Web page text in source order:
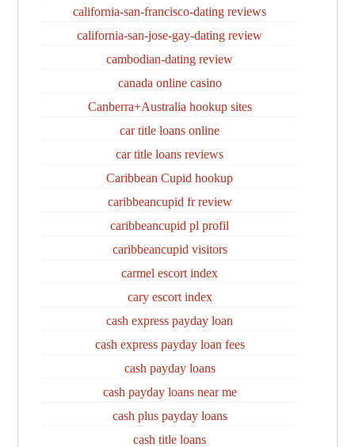
california-san-francisco-dating reviews
california-san-jose-gay-dating review
cambodian-dating review
canada online casino
Canberra+Australia hookup sites
car title loans online
car title loans reviews
Caribbean Cupid hookup
caribbeancupid fr review
caribbeancupid pl profil
caribbeancupid visitors
carmel escort index
cary escort index
cash express payday loan
cash express payday loan fees
cash payday loans
cash payday loans near me
cash plus payday loans
cash title loans